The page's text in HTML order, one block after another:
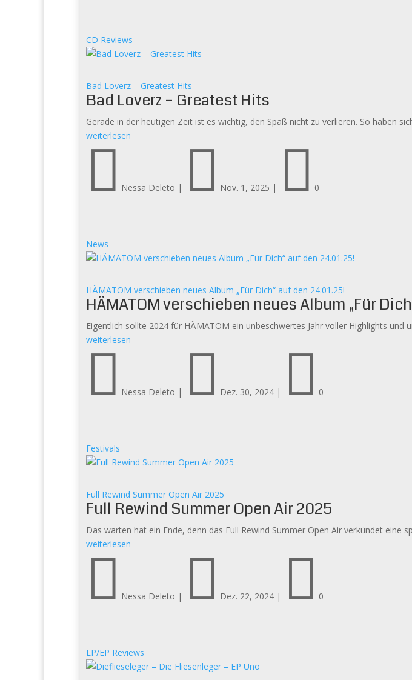
CD Reviews
Bad Loverz – Greatest Hits
Bad Loverz – Greatest Hits
Gerade in der heutigen Zeit ist es wichtig, den Spaß nicht zu verlieren. So haben
weiterlesen
 Nessa Deleto |  Nov. 1, 2025 |  0
News
HÄMATOM verschieben neues Album „Für Dich“ auf den 24.01.25!
HÄMATOM verschieben neues Album „Für
Eigentlich sollte 2024 für HÄMATOM ein unbeschwertes Jahr voller Highlights
weiterlesen
 Nessa Deleto |  Dez. 30, 2024 |  0
Festivals
Full Rewind Summer Open Air 2025
Full Rewind Summer Open Air 2025
Das warten hat ein Ende, denn das Full Rewind Summer Open Air verkündet eine
weiterlesen
 Nessa Deleto |  Dez. 22, 2024 |  0
LP/EP Reviews